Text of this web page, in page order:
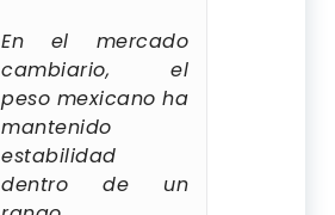
En el mercado
cambiario, el
peso mexicano ha
mantenido
estabilidad
dentro de un